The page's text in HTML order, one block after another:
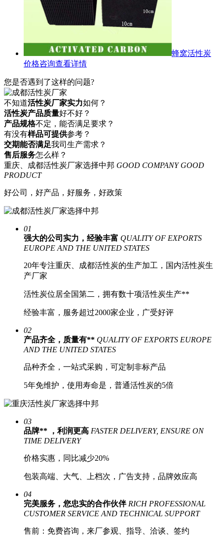
蜂窝活性炭
价格咨询查看详情
您是否遇到了这样的问题?
不知道活性炭厂家实力如何？
活性炭产品质量好不好？
产品规格不定，能否满足要求？
有没有样品可提供参考？
交期能否满足我司生产需求？
售后服务怎么样？
重庆、成都活性炭厂家选择中邦 GOOD COMPANY GOOD
PRODUCT
好公司，好产品，好服务，好政策
01
强大的公司实力，经验丰富 QUALITY OF EXPORTS
EUROPE AND THE UNITED STATES
20年专注重庆、成都活性炭的生产加工， 国内活性炭生
产厂家
活性炭位居全国第二 ，拥有数十项活性炭生产**
经验丰富， 服务超过2000家企业，广受好评
02
产品齐全，质量有** QUALITY OF EXPORTS EUROPE
AND THE UNITED STATES
品种齐全，一站式采购 ，可定制非标产品
5年免维护 ，使用寿命是，普通活性炭的5倍
03
品牌** ，利润更高 FASTER DELIVERY, ENSURE ON
TIME DELIVERY
价格实惠，同比减少20%
包装高端、大气、上档次， 广告支持，品牌效应高
04
完美服务，您忠实的合作伙伴 RICH PROFESSIONAL
CUSTOMER SERVICE AND TECHNICAL SUPPORT
售前： 免费咨询，来厂参观 、指导、洽谈、签约